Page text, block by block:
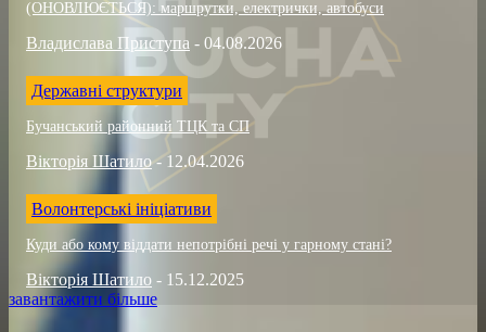
(ОНОВЛЮЄТЬСЯ): маршрутки, електрички, автобуси
Владислава Приступа - 04.08.2026
Державні структури
Бучанський районний ТЦК та СП
Вікторія Шатило - 12.04.2026
Волонтерські ініціативи
Куди або кому віддати непотрібні речі у гарному стані?
Вікторія Шатило - 15.12.2025
завантажити більше